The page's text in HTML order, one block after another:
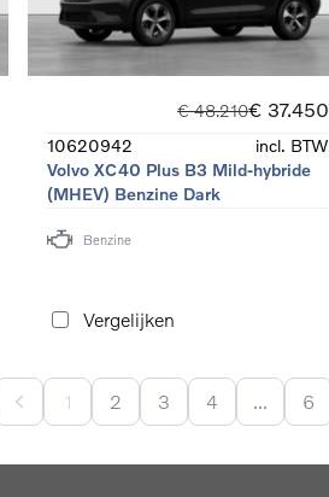
€ 48.210€ 37.450
10620942
incl. BTW
Volvo XC40 Plus B3 Mild-hybride
(MHEV) Benzine Dark
Benzine
Vergelijken
1 2 3 4 ... 6